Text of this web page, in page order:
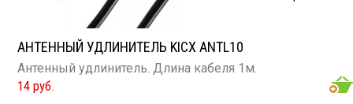
АНТЕННЫЙ УДЛИНИТЕЛЬ KICX ANTL10
Антенный удлинитель. Длина кабеля 1м.
14 руб.